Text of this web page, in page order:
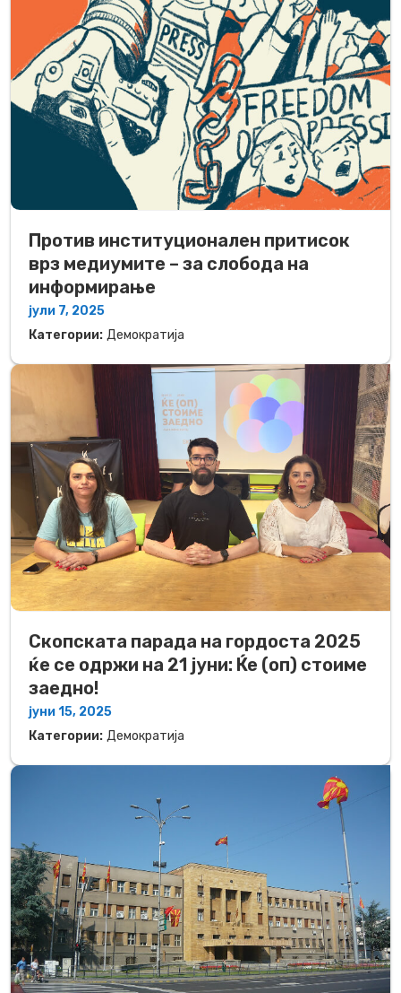
Против институционален притисок
врз медиумите – за слобода на
информирање
јули 7, 2025
Категории: Демократија
Скопската парада на гордоста 2025
ќе се одржи на 21 јуни: Ќе (оп) стоиме
заедно!
јуни 15, 2025
Категории: Демократија